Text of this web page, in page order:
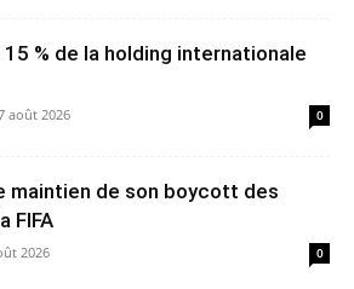
% de la holding internationale
août 2026 0
maintien de son boycott des
FIFA
2026 0